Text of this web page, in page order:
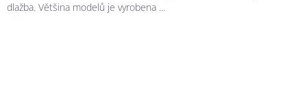
dlažba. Většina modelů je vyrobena ...